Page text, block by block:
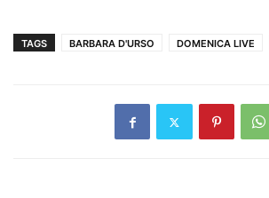
TAGS BARBARA D'URSO DOMENICA LIVE